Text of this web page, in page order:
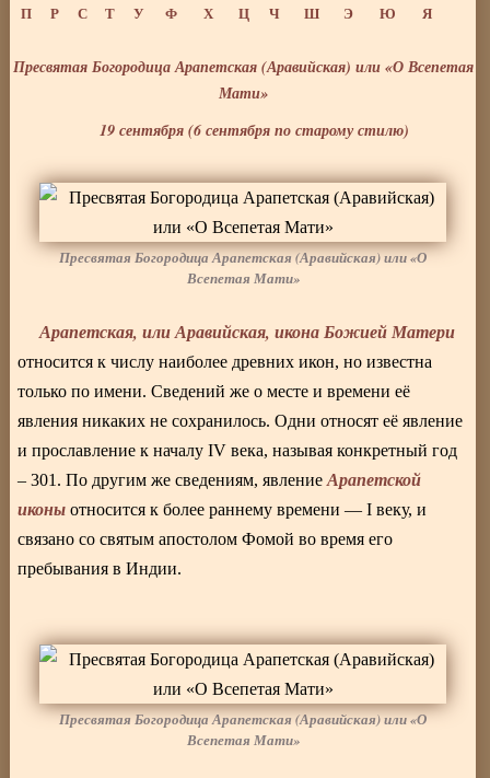
П
Р С Т У Ф Х Ц Ч Ш Э Ю Я
Пресвятая Богородица Арапетская (Аравийская) или «О Всепетая
Мати»
19 сентября (6 сентября по старому стилю)
Пресвятая Богородица Арапетская (Аравийская) или «О
Всепетая Мати»
Арапетская, или Аравийская, икона Божией Матери
относится к числу наиболее древних икон, но известна
только по имени. Сведений же о месте и времени её
явления никаких не сохранилось. Одни относят её явление
и прославление к началу IV века, называя конкретный год
– 301. По другим же сведениям, явлениеАрапетской
иконы относится к более раннему времени — I веку, и
связано со святым апостолом Фомой во время его
пребывания в Индии.
Пресвятая Богородица Арапетская (Аравийская) или «О
Всепетая Мати»